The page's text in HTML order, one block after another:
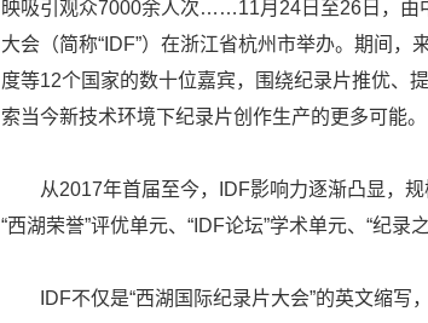
映吸引观众7000余人次……11月24日至26日，由
大会（简称“IDF”）在浙江省杭州市举办。期间
度等12个国家的数十位嘉宾，围绕纪录片推优、
索当今新技术环境下纪录片创作生产的更多可能。
从2017年首届至今，IDF影响力逐渐凸显，
“西湖荣誉”评优单元、“IDF论坛”学术单元、“纪录
IDF不仅是“西湖国际纪录片大会”的英文缩写